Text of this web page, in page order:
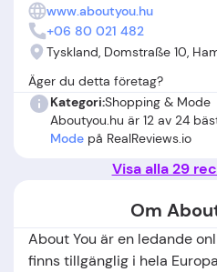
www.aboutyou.hu
+06 80 021 482
Tyskland, Domstraße 10,
Äger du detta företag?
Kategori:Shopping & Mode
Aboutyou.hu är 12 av 24
Mode på RealReviews.io
Visa alla 29
Om
About You är en ledande
finns tillgänglig i hela